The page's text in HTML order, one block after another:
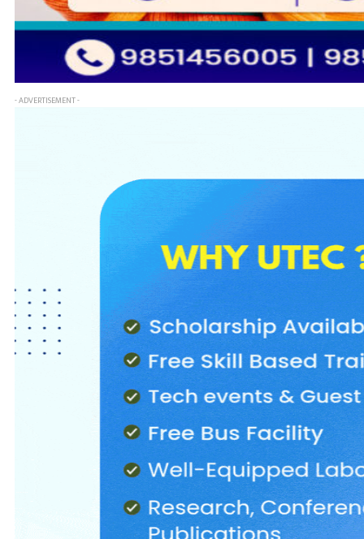
- ADVERTISEMENT -